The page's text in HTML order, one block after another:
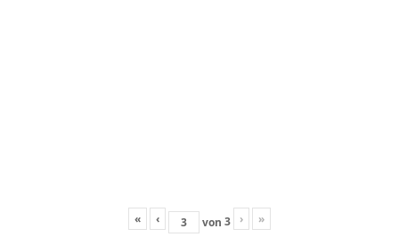
« ‹ von 3 › »